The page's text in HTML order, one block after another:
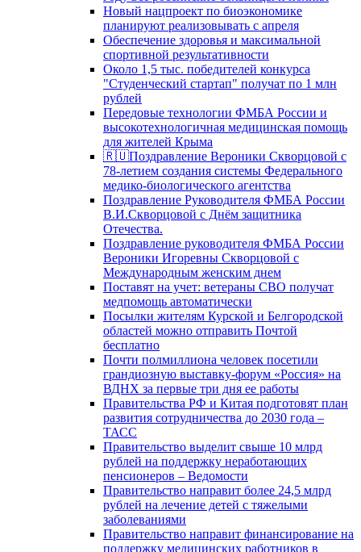
Новый нацпроект по биоэкономике
планируют реализовывать с апреля
Обеспечение здоровья и максимальной
спортивной результативности
Около 1,5 тыс. победителей конкурса
"Студенческий стартап" получат по 1 млн
рублей
Передовые технологии ФМБА России и
высокотехнологичная медицинская помощь
для жителей Крыма
🇷🇺Поздравление Вероники Скворцовой с
78-летием создания системы Федерального
медико-биологического агентства
Поздравление Руководителя ФМБА России
В.И.Скворцовой с Днём защитника
Отечества.
Поздравление руководителя ФМБА России
Вероники Игоревны Скворцовой с
Международным женским днем
Поставят на учет: ветераны СВО получат
медпомощь автоматически
Посылки жителям Курской и Белгородской
областей можно отправить Почтой
бесплатно
Почти полмиллиона человек посетили
грандиозную выставку-форум «Россия» на
ВДНХ за первые три дня ее работы
Правительства РФ и Китая подготовят план
развития сотрудничества до 2030 года –
ТАСС
Правительство выделит свыше 10 млрд
рублей на поддержку неработающих
пенсионеров – Ведомости
Правительство направит более 24,5 млрд
рублей на лечение детей с тяжелыми
заболеваниями
Правительство направит финансирование на
поддержку медицинских работников в